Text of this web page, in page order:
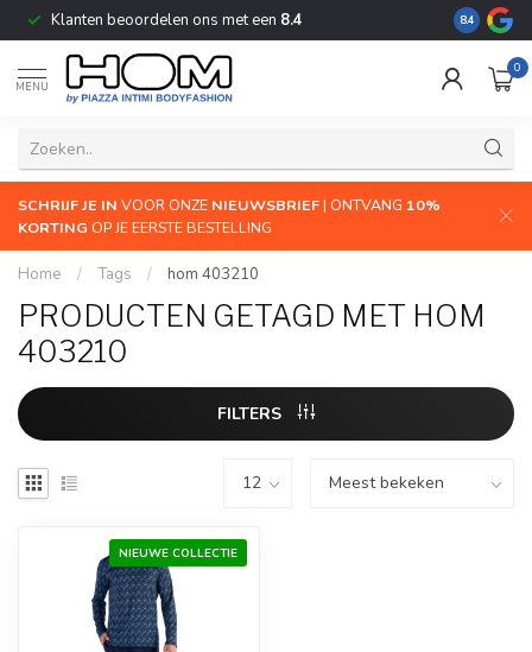
Klanten beoordelen ons met een 8.4 De
8.4
MENU
0
SCHRIJF JE IN VOOR ONZE NIEUWSBRIEF| ONTVANG 10%
KORTING OP JE EERSTE BESTELLING
Home / Tags / hom 403210
PRODUCTEN GETAGD MET HOM
403210
FILTERS
NIEUWE COLLECTIE